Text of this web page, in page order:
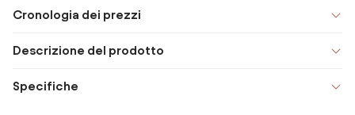
Cronologia dei prezzi
Descrizione del prodotto
Specifiche